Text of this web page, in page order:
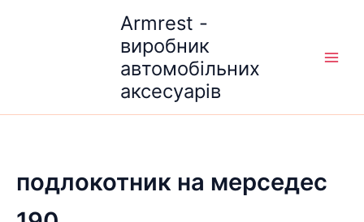
Armrest -
виробник
автомобільних
аксесуарів
подлокотник на мерседес